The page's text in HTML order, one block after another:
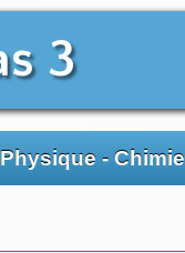
3
Physique - Chimie